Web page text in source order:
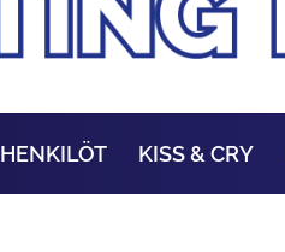
HENKILÖT KISS & CRY